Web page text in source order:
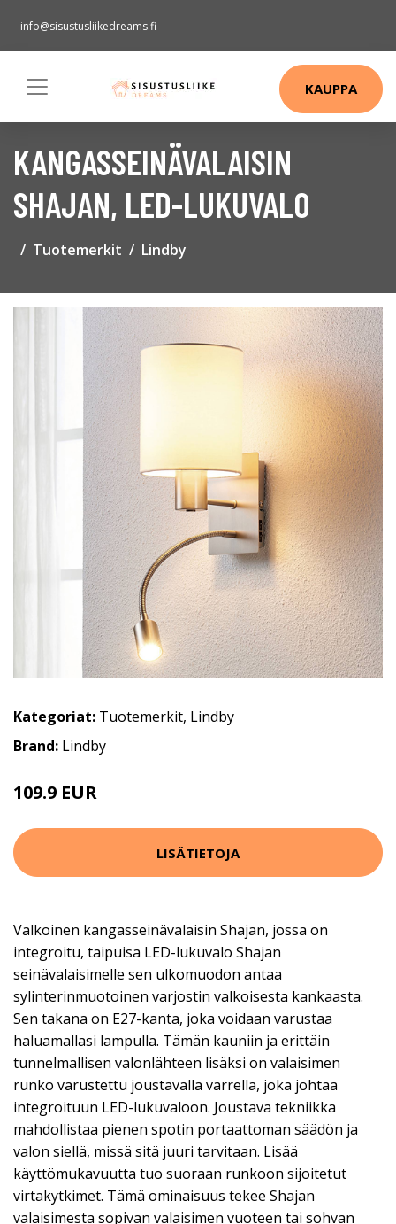
info@sisustusliikedreams.fi
KAUPPA
KANGASSEINÄVALAISIN
SHAJAN, LED-LUKUVALO
Tuotemerkit Lindby
Kategoriat: Tuotemerkit, Lindby
Brand: Lindby
109.9 EUR
LISÄTIETOJA
Valkoinen kangasseinävalaisin Shajan, jossa on
integroitu, taipuisa LED-lukuvalo Shajan
seinävalaisimelle sen ulkomuodon antaa
sylinterinmuotoinen varjostin valkoisesta kankaasta.
Sen takana on E27-kanta, joka voidaan varustaa
haluamallasi lampulla. Tämän kauniin ja erittäin
tunnelmallisen valonlähteen lisäksi on valaisimen
runko varustettu joustavalla varrella, joka johtaa
integroituun LED-lukuvaloon. Joustava tekniikka
mahdollistaa pienen spotin portaattoman säädön ja
valon siellä, missä sitä juuri tarvitaan. Lisää
käyttömukavuutta tuo suoraan runkoon sijoitetut
virtakytkimet. Tämä ominaisuus tekee Shajan
valaisimesta sopivan valaisimen vuoteen tai sohvan